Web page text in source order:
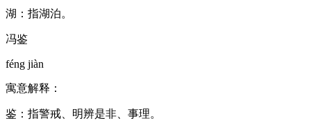
湖：指湖泊。
冯鉴
féng jiàn
寓意解释：
鉴：指警戒、明辨是非、事理。